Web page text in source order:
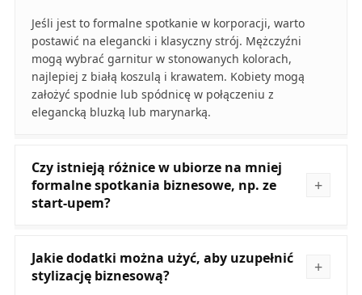
Jeśli jest to formalne spotkanie w korporacji, warto
postawić na elegancki i klasyczny strój. Mężczyźni
mogą wybrać garnitur w stonowanych kolorach,
najlepiej z białą koszulą i krawatem. Kobiety mogą
założyć spodnie lub spódnicę w połączeniu z
elegancką bluzką lub marynarką.
Czy istnieją różnice w ubiorze na mniej
formalne spotkania biznesowe, np. ze
start-upem?
Jakie dodatki można użyć, aby uzupełnić
stylizację biznesową?